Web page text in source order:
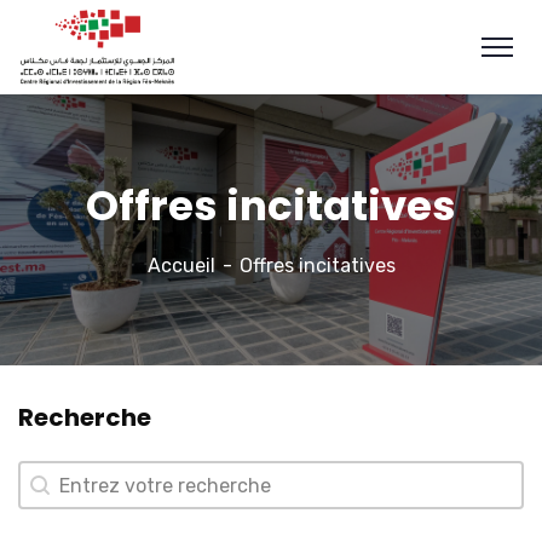
Offres incitatives
Accueil Offres incitatives
Recherche
Recherche
Recherche